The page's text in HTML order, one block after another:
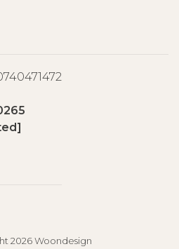
2026 Woondesign